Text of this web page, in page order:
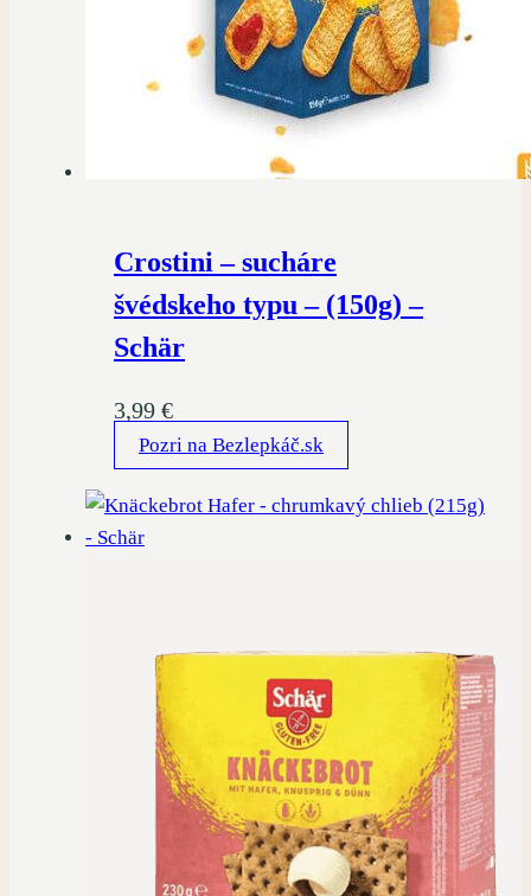
Crostini – sucháre
švédskeho typu – (150g) –
Schär
3,99 €
Pozri na Bezlepkáč.sk